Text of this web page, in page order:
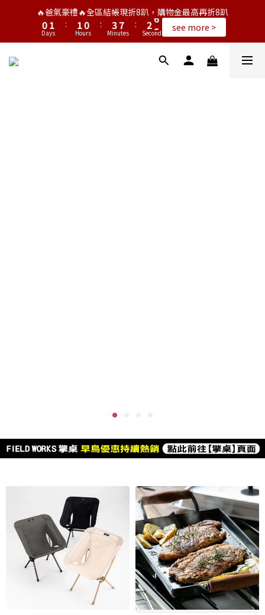
🔥爸氣豪禮🔥全區結帳現折8趴，購物金最高再折8趴
1
0
2
1
0
Days
:
2
1
0
1
0
Hours
:
4
3
2
8
7
6
Minutes
:
3
2
1
6
5
4
2
Seconds see more >